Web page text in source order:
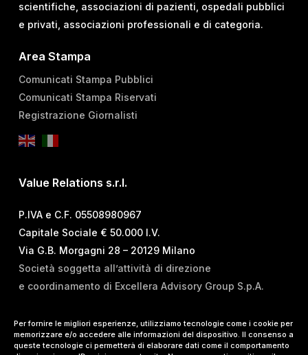
Per fornire le migliori esperienze, utilizziamo tecnologie come i cookie per
memorizzare e/o accedere alle informazioni del dispositivo. Il consenso a
queste tecnologie ci permetterà di elaborare dati come il comportamento
scientifiche, associazioni di pazienti, ospedali pubblici
e privati, associazioni professionali e di categoria.
Area Stampa
Comunicati Stampa Pubblici
Comunicati Stampa Riservati
Registrazione Giornalisti
Value Relations s.r.l.
P.IVA e C.F. 05508980967
Capitale Sociale € 50.000 I.V.
Via G.B. Morgagni 28 – 20129 Milano
Società soggetta all’attività di direzione
e coordinamento di Excellera Advisory Group S.p.A.
T. +39 02 84 99 02 01
E.info@vrelations.it